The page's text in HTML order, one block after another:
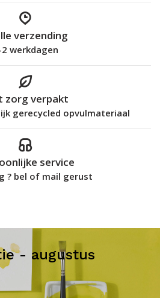
verzending
2 werkdagen
zorg verpakt
gerecycled opvulmateriaal
service
? bel of mail gerust
- augustus